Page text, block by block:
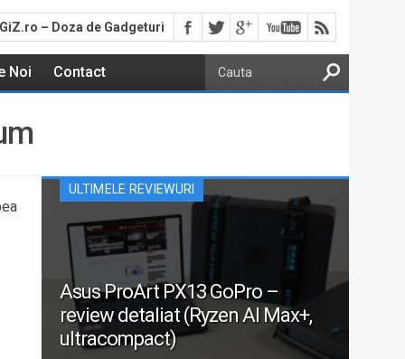
GiZ.ro – Doza de Gadgeturi
Noi Contact
ULTIMELE REVIEWURI
Asus ProArt PX13 GoPro –
review detaliat (Ryzen AI Max+,
ultracompact)